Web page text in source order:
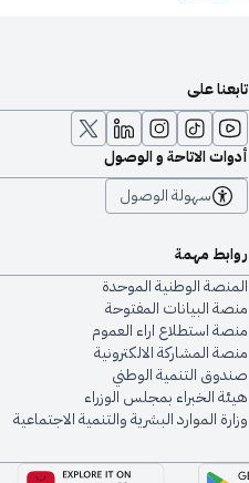
روابط مهمة
المنصة الوطنية الموحدة
منصة البيانات المفتوحة
منصة استطلاع اراء العموم
منصة المشاركة الالكترونية
صندوق التنمية الوطني
هيئة الخبراء بمجلس الوزراء
وزارة الموارد البشرية والتنمية الاجتماعية
تابعنا على
أدوات الاتاحة و الوصول
سهولة الوصول